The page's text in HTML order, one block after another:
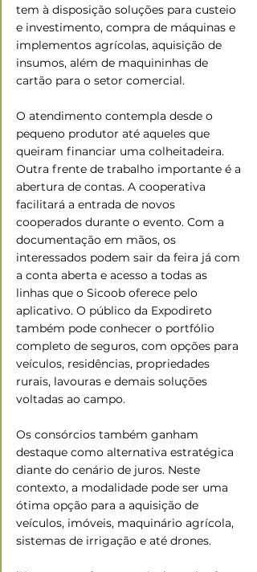
tem à disposição soluções para custeio
e investimento, compra de máquinas e
implementos agrícolas, aquisição de
insumos, além de maquininhas de
cartão para o setor comercial.
O atendimento contempla desde o
pequeno produtor até aqueles que
queiram financiar uma colheitadeira.
Outra frente de trabalho importante é a
abertura de contas. A cooperativa
facilitará a entrada de novos
cooperados durante o evento. Com a
documentação em mãos, os
interessados podem sair da feira já com
a conta aberta e acesso a todas as
linhas que o Sicoob oferece pelo
aplicativo. O público da Expodireto
também pode conhecer o portfólio
completo de seguros, com opções para
veículos, residências, propriedades
rurais, lavouras e demais soluções
voltadas ao campo.
Os consórcios também ganham
destaque como alternativa estratégica
diante do cenário de juros. Neste
contexto, a modalidade pode ser uma
ótima opção para a aquisição de
veículos, imóveis, maquinário agrícola,
sistemas de irrigação e até drones.